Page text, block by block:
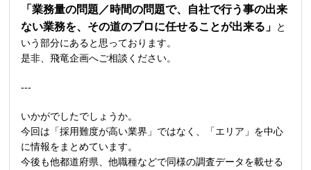
「業務量の問題／時間の問題で、自社で行う事の出来
ない業務を、その道のプロに任せることが出来る」
と
いう部分にあると思っております。
是非、飛竜企画へご相談ください。
---
いかがでしたでしょうか。
今回は「採用難度が高い業界」ではなく、「エリア」を中心
に情報をまとめています。
今後も他都道府県、他職種などで同様の調査データを載せる